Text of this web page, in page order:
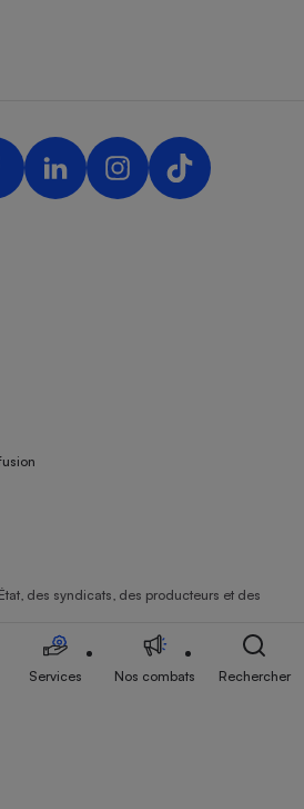
des syndicats, des producteurs et des
Services Nos combats Rechercher